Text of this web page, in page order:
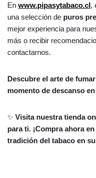
En www.pipasytabaco.cl,
una selección de puros
mejor experiencia para
más o recibir
contactarnos.
Descubre el arte de
momento de descanso
✨ Visita nuestra tienda
para ti. ¡Compra ahora en
tradición del tabaco en